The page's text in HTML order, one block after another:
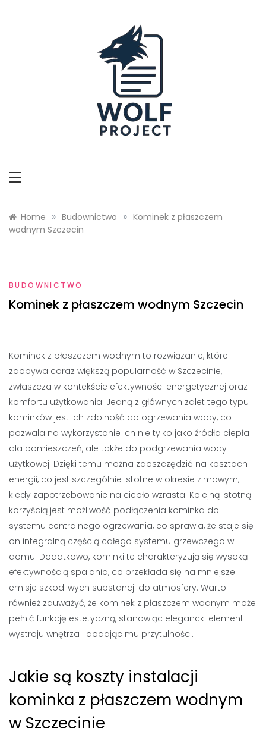
Home » Budownictwo » Kominek z płaszczem
wodnym Szczecin
BUDOWNICTWO
Kominek z płaszczem wodnym Szczecin
Kominek z płaszczem wodnym to rozwiązanie, które
zdobywa coraz większą popularność w Szczecinie,
zwłaszcza w kontekście efektywności energetycznej oraz
komfortu użytkowania. Jedną z głównych zalet tego typu
kominków jest ich zdolność do ogrzewania wody, co
pozwala na wykorzystanie ich nie tylko jako źródła ciepła
dla pomieszczeń, ale także do podgrzewania wody
użytkowej. Dzięki temu można zaoszczędzić na kosztach
energii, co jest szczególnie istotne w okresie zimowym,
kiedy zapotrzebowanie na ciepło wzrasta. Kolejną istotną
korzyścią jest możliwość podłączenia kominka do
systemu centralnego ogrzewania, co sprawia, że staje się
on integralną częścią całego systemu grzewczego w
domu. Dodatkowo, kominki te charakteryzują się wysoką
efektywnością spalania, co przekłada się na mniejsze
emisje szkodliwych substancji do atmosfery. Warto
również zauważyć, że kominek z płaszczem wodnym może
pełnić funkcję estetyczną, stanowiąc elegancki element
wystroju wnętrza i dodając mu przytulności.
Jakie są koszty instalacji
kominka z płaszczem wodnym
w Szczecinie